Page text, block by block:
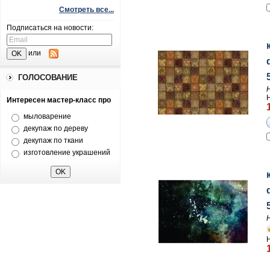
Смотреть все...
Подписаться на новости:
или
ГОЛОСОВАНИЕ
Интересен мастер-класс про
мыловарение
декупаж по дереву
декупаж по ткани
изготовление украшений